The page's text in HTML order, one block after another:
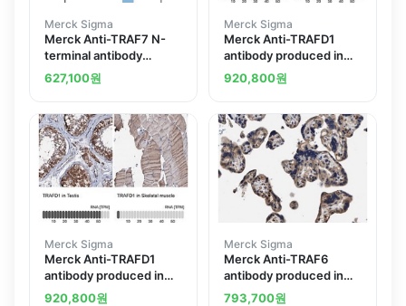
Merck Sigma
Merck Anti-TRAF7 N-
terminal antibody
produced in rabbit
627,100원
Merck Sigma
Merck Anti-TRAFD1
antibody produced in
rabbit
920,800원
Merck Sigma
Merck Anti-TRAFD1
antibody produced in
rabbit
920,800원
Merck Sigma
Merck Anti-TRAF6
antibody produced in
rabbit
793,700원